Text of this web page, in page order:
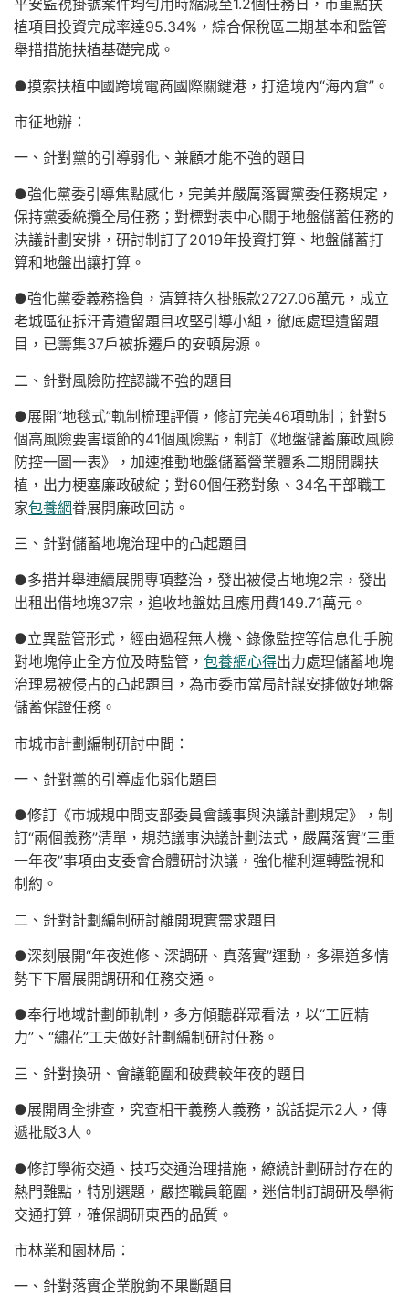
平安監視掛號案件均勻用時縮減至1.2個任務日，市重點扶
植項目投資完成率達95.34%，綜合保稅區二期基本和監管
舉措措施扶植基礎完成。
●摸索扶植中國跨境電商國際關鍵港，打造境內“海內倉”。
市征地辦：
一、針對黨的引導弱化、兼顧才能不強的題目
●強化黨委引導焦點感化，完美并嚴厲落實黨委任務規定，
保持黨委統攬全局任務；對標對表中心關于地盤儲蓄任務的
決議計劃安排，研討制訂了2019年投資打算、地盤儲蓄打
算和地盤出讓打算。
●強化黨委義務擔負，清算持久掛賬款2727.06萬元，成立
老城區征拆汗青遺留題目攻堅引導小組，徹底處理遺留題
目，已籌集37戶被拆遷戶的安頓房源。
二、針對風險防控認識不強的題目
●展開“地毯式”軌制梳理評價，修訂完美46項軌制；針對5
個高風險要害環節的41個風險點，制訂《地盤儲蓄廉政風險
防控一圖一表》，加速推動地盤儲蓄營業體系二期開闢扶
植，出力梗塞廉政破綻；對60個任務對象、34名干部職工
家包養網眷展開廉政回訪。
三、針對儲蓄地塊治理中的凸起題目
●多措并舉連續展開專項整治，發出被侵占地塊2宗，發出
出租出借地塊37宗，追收地盤姑且應用費149.71萬元。
●立異監管形式，經由過程無人機、錄像監控等信息化手腕
對地塊停止全方位及時監管， 包養網心得出力處理儲蓄地塊
治理易被侵占的凸起題目，為市委市當局計謀安排做好地盤
儲蓄保證任務。
市城市計劃編制研討中間：
一、針對黨的引導虛化弱化題目
●修訂《市城規中間支部委員會議事與決議計劃規定》，制
訂“兩個義務”清單，規范議事決議計劃法式，嚴厲落實“三重
一年夜”事項由支委會合體研討決議，強化權利運轉監視和
制約。
二、針對計劃編制研討離開現實需求題目
●深刻展開“年夜進修、深調研、真落實”運動，多渠道多情
勢下下層展開調研和任務交通。
●奉行地域計劃師軌制，多方傾聽群眾看法，以“工匠精
力”、“繡花”工夫做好計劃編制研討任務。
三、針對換研、會議範圍和破費較年夜的題目
●展開周全排查，究查相干義務人義務，說話提示2人，傳
遞批駁3人。
●修訂學術交通、技巧交通治理措施，繚繞計劃研討存在的
熱門難點，特別選題，嚴控職員範圍，迷信制訂調研及學術
交通打算，確保調研東西的品質。
市林業和園林局：
一、針對落實企業脫鉤不果斷題目